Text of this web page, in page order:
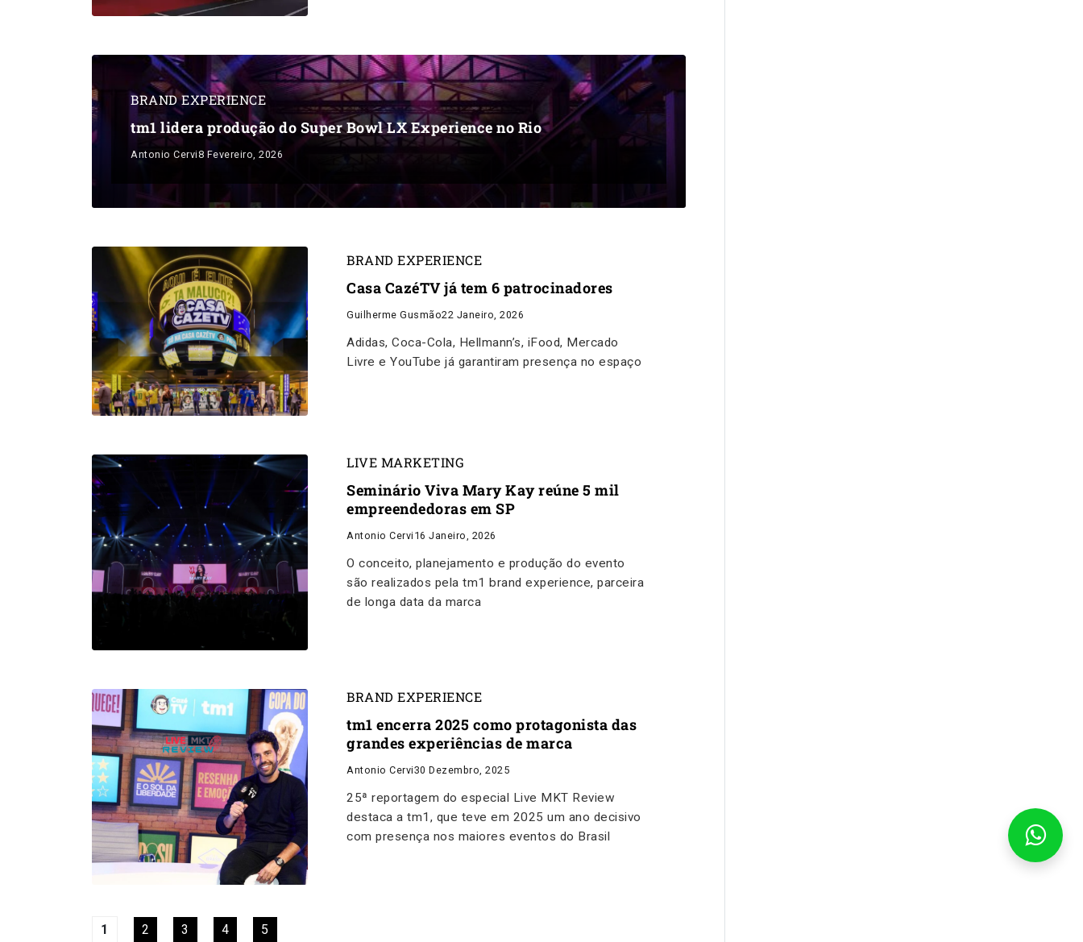
BRAND EXPERIENCE
tm1 lidera produção do Super Bowl LX Experience no Rio
Antonio Cervi8 Fevereiro, 2026
BRAND EXPERIENCE
Casa CazéTV já tem 6 patrocinadores
Guilherme Gusmão22 Janeiro, 2026
Adidas, Coca-Cola, Hellmann’s, iFood, Mercado
Livre e YouTube já garantiram presença no espaço
LIVE MARKETING
Seminário Viva Mary Kay reúne 5 mil
empreendedoras em SP
Antonio Cervi 16 Janeiro, 2026
O conceito, planejamento e produção do evento
são realizados pela tm1 brand experience, parceira
de longa data da marca
BRAND EXPERIENCE
tm1 encerra 2025 como protagonista das
grandes experiências de marca
Antonio Cervi30 Dezembro, 2025
25ª reportagem do especial Live MKT Review
destaca a tm1, que teve em 2025 um ano decisivo
com presença nos maiores eventos do Brasil
1 2 3 4 5